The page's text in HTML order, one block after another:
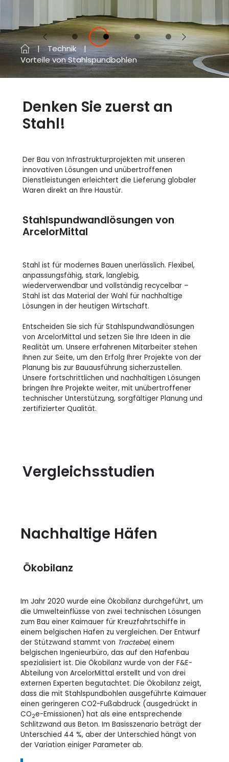
Vorherige Next
Technik
Vorteile von Stahlspundbohlen
Denken Sie zuerst an
Stahl!
Der Bau von Infrastrukturprojekten mit unseren
innovativen Lösungen und unübertroffenen
Dienstleistungen erleichtert die Lieferung globaler
Waren direkt an Ihre Haustür.
Stahlspundwandlösungen von
ArcelorMittal
Stahl ist für modernes Bauen unerlässlich. Flexibel,
anpassungsfähig, stark, langlebig,
wiederverwendbar und vollständig recycelbar –
Stahl ist das Material der Wahl für nachhaltige
Lösungen in der heutigen Wirtschaft.
Entscheiden Sie sich für Stahlspundwandlösungen
von ArcelorMittal und setzen Sie Ihre Ideen in die
Realität um. Unsere erfahrenen Mitarbeiter stehen
Ihnen zur Seite, um den Erfolg Ihrer Projekte von der
Planung bis zur Bauausführung sicherzustellen.
Unsere fortschrittlichen und nachhaltigen Lösungen
bringen Ihre Projekte weiter, mit unübertroffener
technischer Unterstützung, sorgfältiger Planung und
zertifizierter Qualität.
Vergleichsstudien
Nachhaltige Häfen
Ökobilanz
Im Jahr 2020 wurde eine Ökobilanz durchgeführt, um
die Umwelteinflüsse von zwei technischen Lösungen
zum Bau einer Kaimauer für Kreuzfahrtschiffe in
einem belgischen Hafen zu vergleichen. Der Entwurf
der Stützwand stammt von Tractebel, einem
belgischen Ingenieurbüro, das auf den Hafenbau
spezialisiert ist. Die Ökobilanz wurde von der F&E-
Abteilung von ArcelorMittal erstellt und von drei
externen Experten begutachtet. Die Ökobilanz zeigt,
dass die mit Stahlspundbohlen ausgeführte Kaimauer
einen geringeren CO2-Fußabdruck (ausgedrückt in
CO2e-Emissionen) hat als eine entsprechende
Schlitzwand aus Beton. Im Basisszenario beträgt der
Unterschied 44 %, aber der Unterschied hängt von
der Variation einiger Parameter ab.